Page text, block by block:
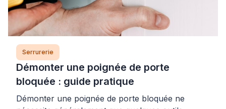
Serrurerie
Démonter une poignée de porte
bloquée : guide pratique
Démonter une poignée de porte bloquée ne